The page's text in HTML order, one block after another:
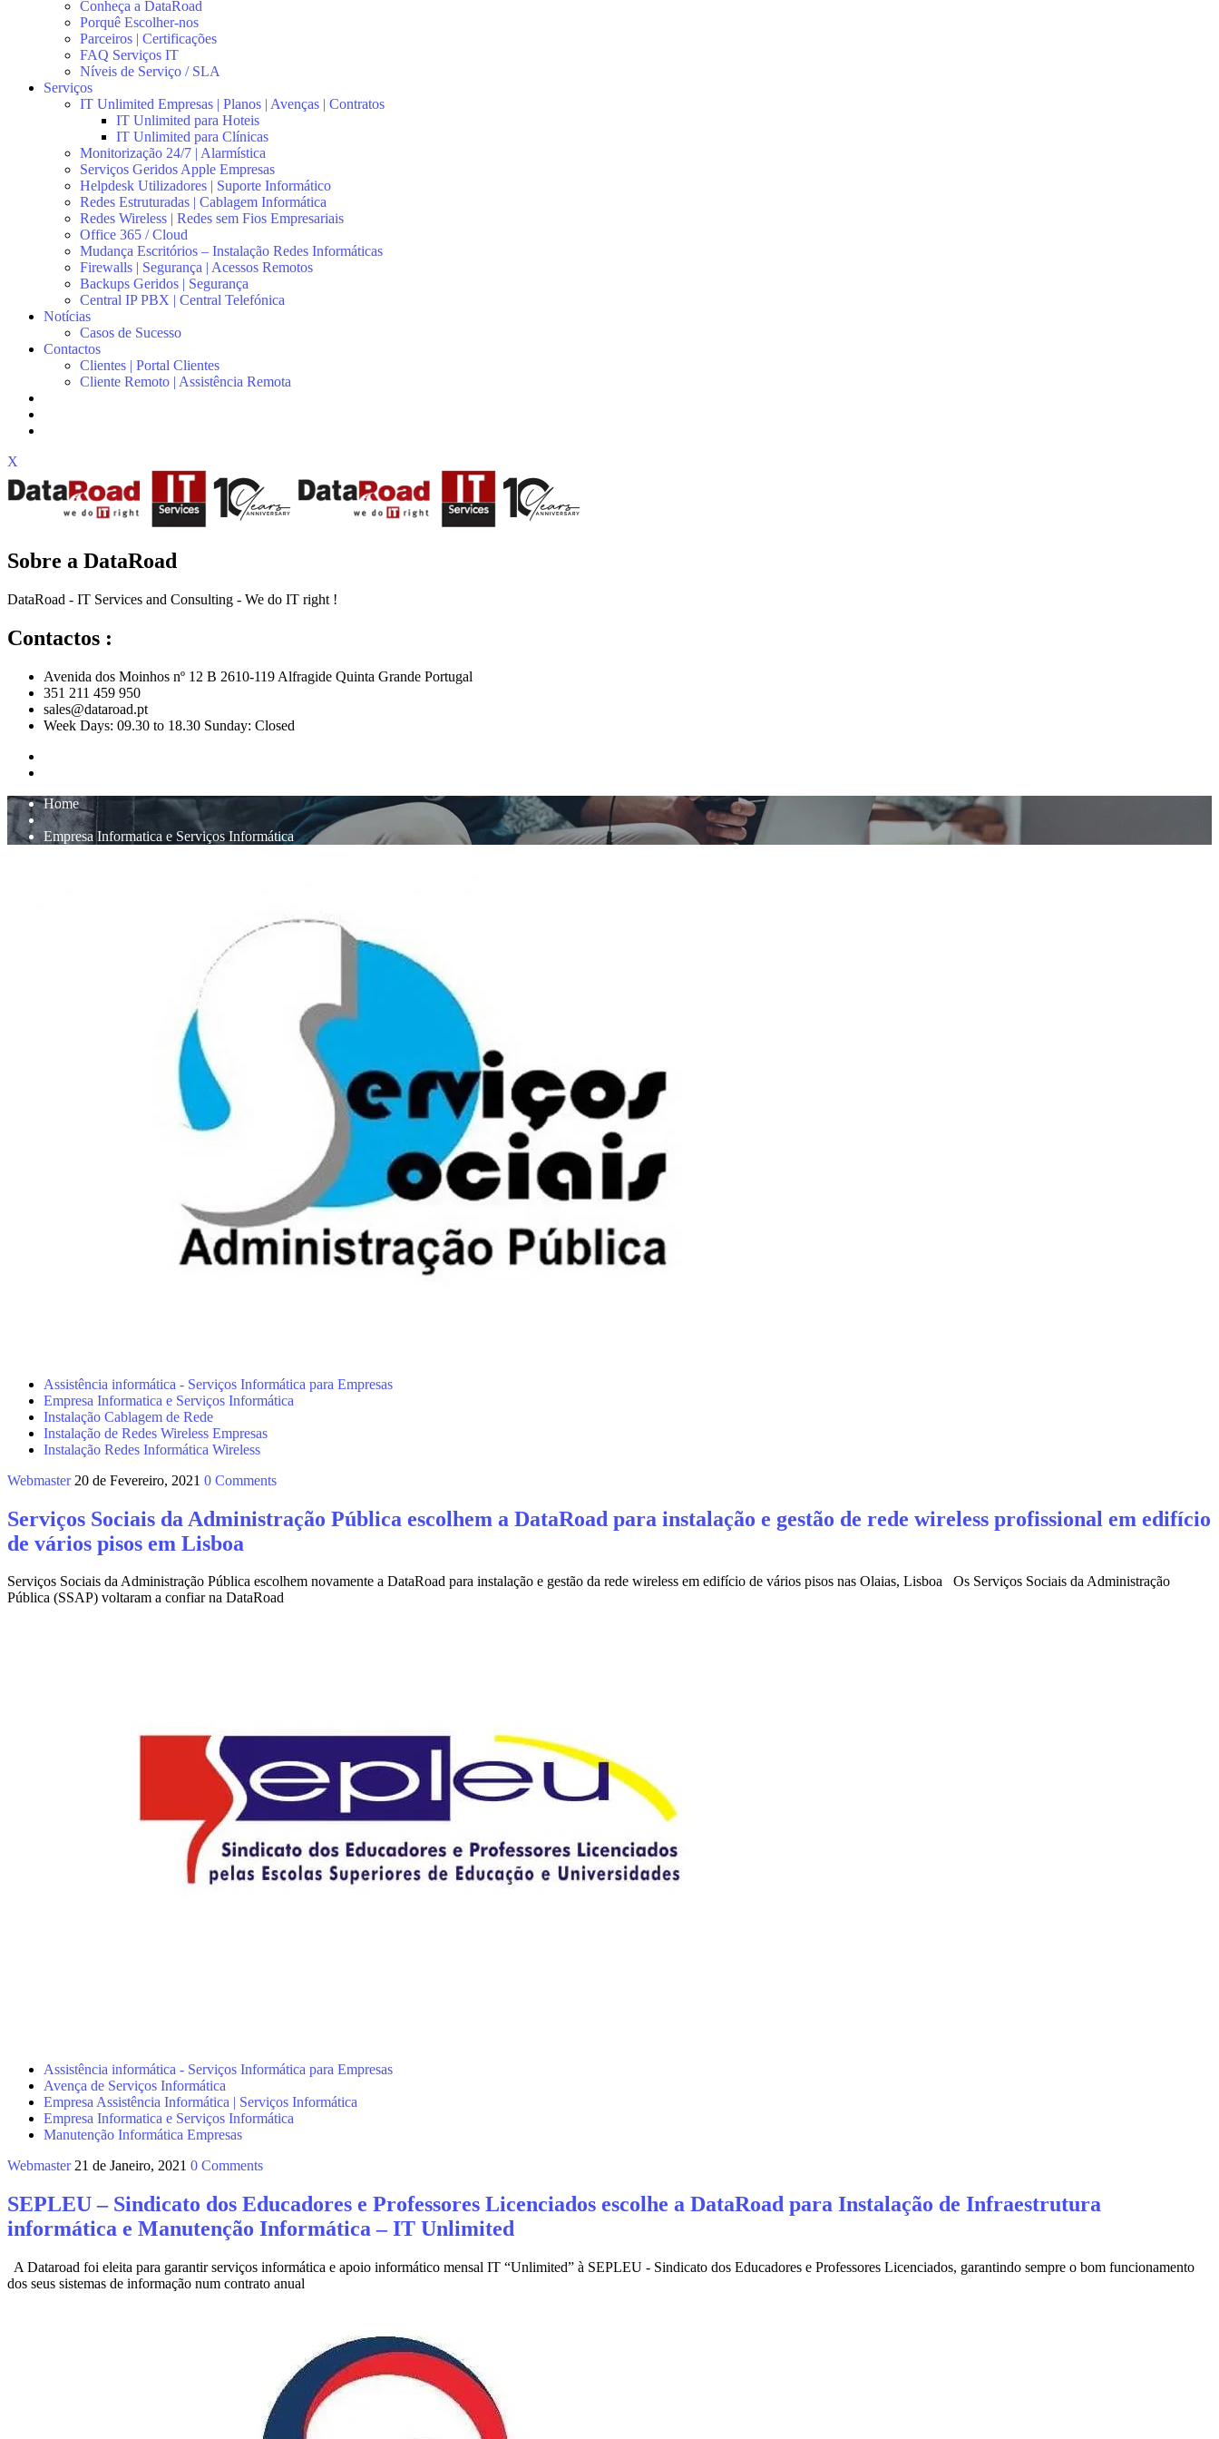
Conheça a DataRoad
Porquê Escolher-nos
Parceiros | Certificações
FAQ Serviços IT
Níveis de Serviço / SLA
Serviços
IT Unlimited Empresas | Planos | Avenças | Contratos
IT Unlimited para Hoteis
IT Unlimited para Clínicas
Monitorização 24/7 | Alarmística
Serviços Geridos Apple Empresas
Helpdesk Utilizadores | Suporte Informático
Redes Estruturadas | Cablagem Informática
Redes Wireless | Redes sem Fios Empresariais
Office 365 / Cloud
Mudança Escritórios – Instalação Redes Informáticas
Firewalls | Segurança | Acessos Remotos
Backups Geridos | Segurança
Central IP PBX | Central Telefónica
Notícias
Casos de Sucesso
Contactos
Clientes | Portal Clientes
Cliente Remoto | Assistência Remota
X
Sobre a DataRoad
DataRoad - IT Services and Consulting - We do IT right !
Contactos :
Avenida dos Moinhos nº 12 B 2610-119 Alfragide Quinta Grande Portugal
351 211 459 950
sales@dataroad.pt
Week Days: 09.30 to 18.30 Sunday: Closed
Home
Empresa Informatica e Serviços Informática
Assistência informática - Serviços Informática para Empresas
Empresa Informatica e Serviços Informática
Instalação Cablagem de Rede
Instalação de Redes Wireless Empresas
Instalação Redes Informática Wireless
Webmaster 20 de Fevereiro, 2021 0 Comments
Serviços Sociais da Administração Pública escolhem a DataRoad para instalação e gestão de rede wireless profissional em edifício
de vários pisos em Lisboa
Serviços Sociais da Administração Pública escolhem novamente a DataRoad para instalação e gestão da rede wireless em edifício de vários pisos nas Olaias, Lisboa Os Serviços Sociais da Administração
Pública (SSAP) voltaram a confiar na DataRoad
Assistência informática - Serviços Informática para Empresas
Avença de Serviços Informática
Empresa Assistência Informática | Serviços Informática
Empresa Informatica e Serviços Informática
Manutenção Informática Empresas
Webmaster 21 de Janeiro, 2021 0 Comments
SEPLEU – Sindicato dos Educadores e Professores Licenciados escolhe a DataRoad para Instalação de Infraestrutura
informática e Manutenção Informática – IT Unlimited
A Dataroad foi eleita para garantir serviços informática e apoio informático mensal IT “Unlimited” à SEPLEU - Sindicato dos Educadores e Professores Licenciados, garantindo sempre o bom funcionamento
dos seus sistemas de informação num contrato anual